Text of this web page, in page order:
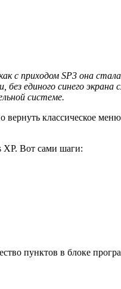
с приходом SP3 она
единого синего
системе.
классическое
XP. Вот сами шаги:
пунктов в блоке